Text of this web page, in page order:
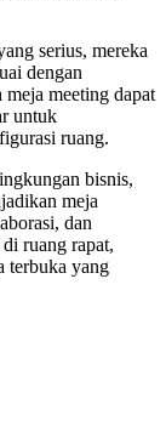
serius, mereka
dengan
meeting dapat
untuk
ruang.
bisnis,
meja
dan
ruang rapat,
terbuka yang